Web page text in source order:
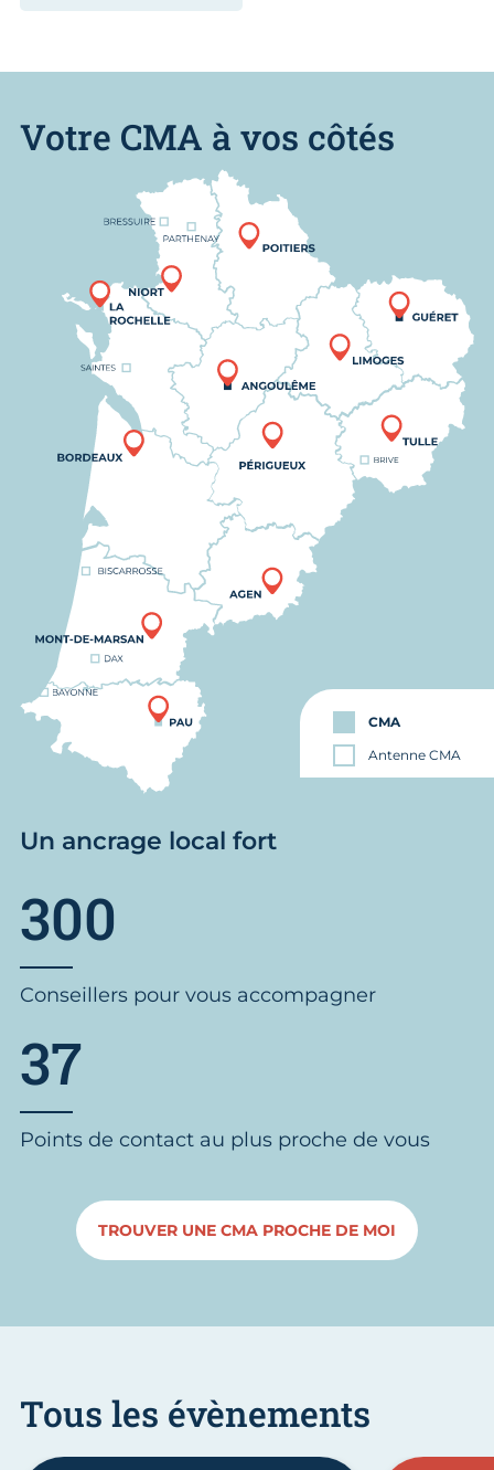
Votre CMA à vos côtés
CMA
Antenne CMA
Un ancrage local fort
300
Conseillers pour vous accompagner
37
Points de contact au plus proche de vous
TROUVER UNE CMA PROCHE DE MOI
Tous les évènements